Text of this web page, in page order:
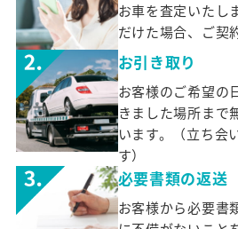
お車を査定いたし
だけた場合、ご契
お引き取り
お客様のご希望の
きました場所まで
います。（立ち会
す）
必要書類の返送
お客様から必要書